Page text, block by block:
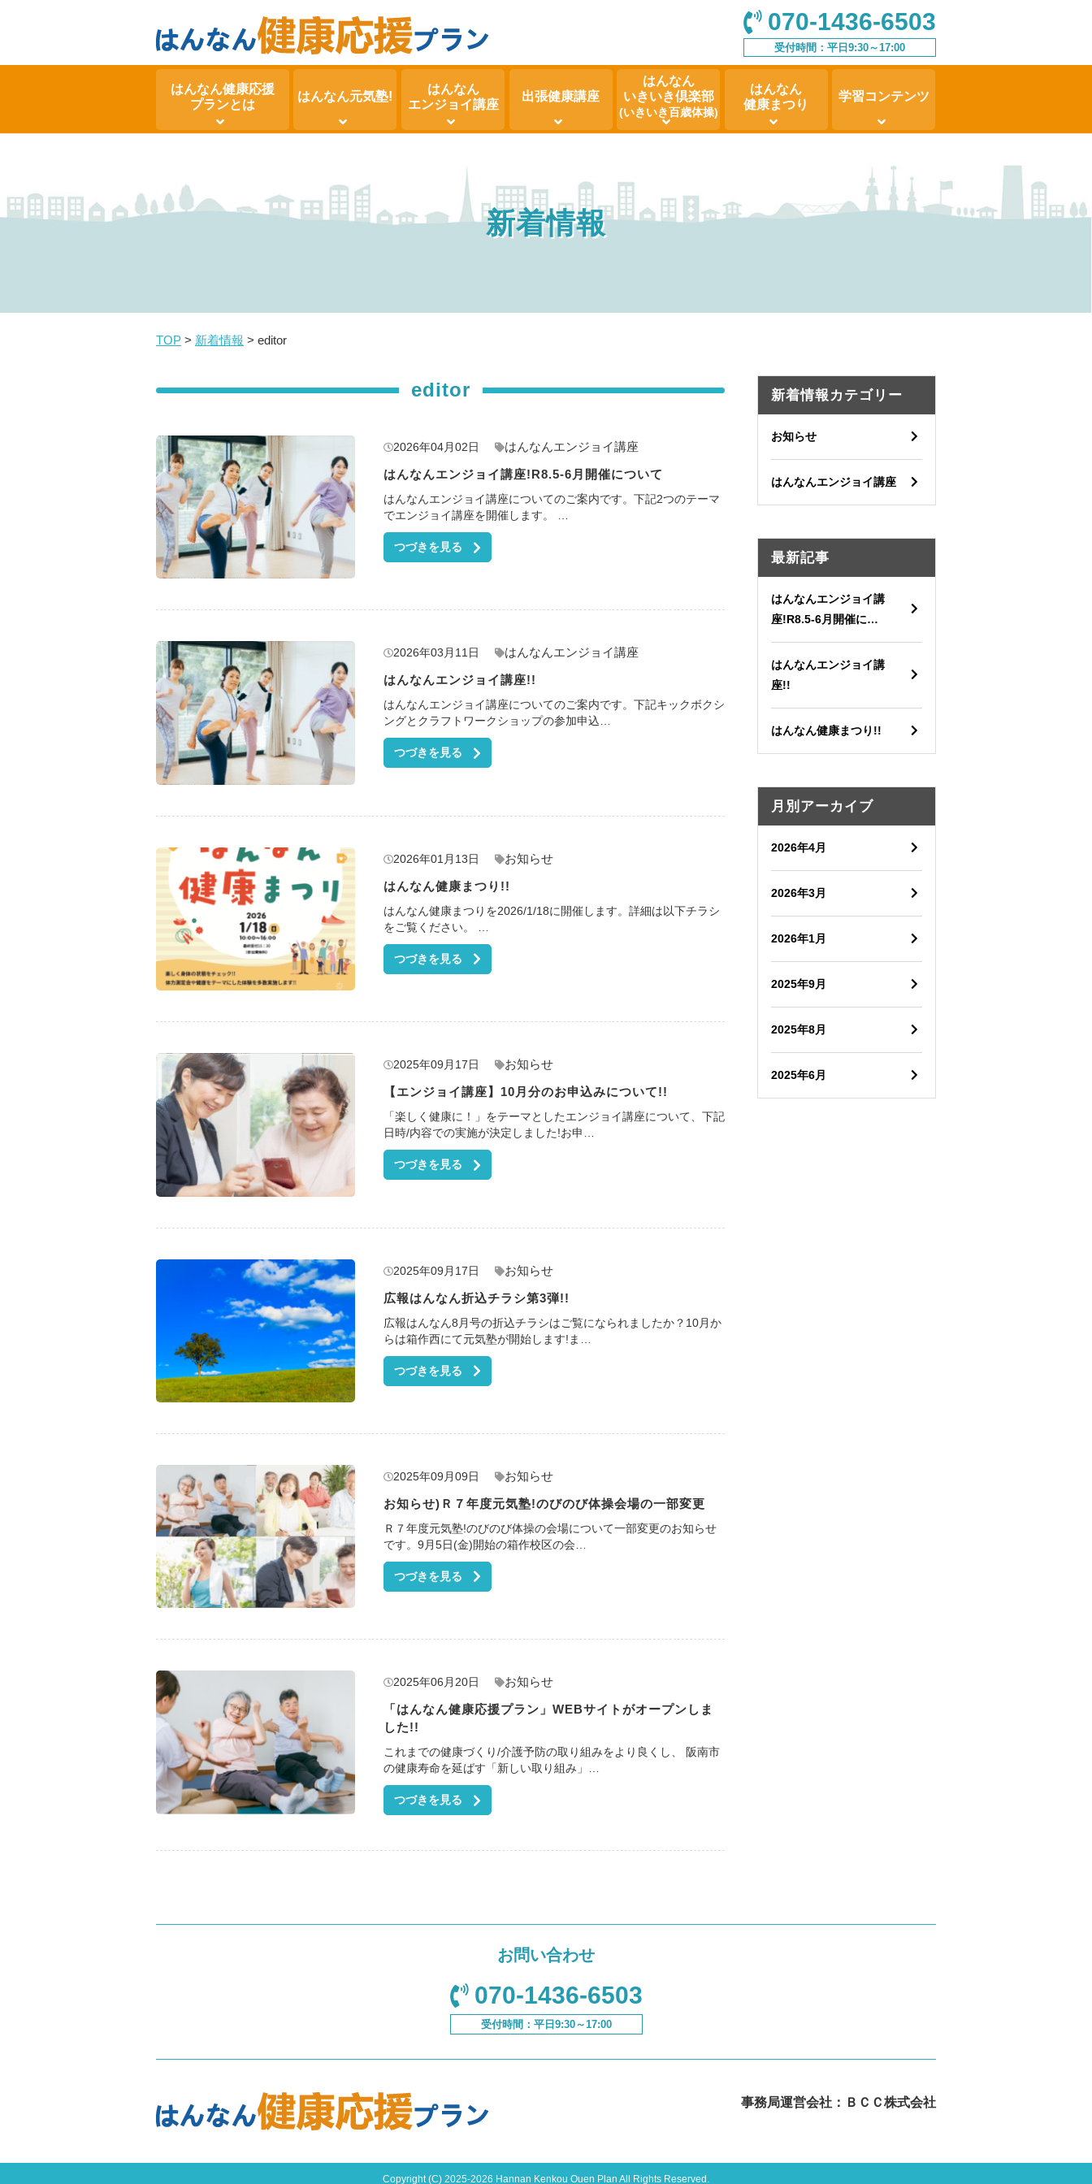
070-1436-6503
受付時間：平日9:30～17:00
はんなん健康応援
プランとは
はんなん元気塾!
はんなん
エンジョイ講座
出張健康講座
はんなん
いきいき倶楽部
(いきいき百歳体操)
はんなん
健康まつり
学習コンテンツ
新着情報
TOP > 新着情報 > editor
editor
2026年04月02日
はんなんエンジョイ講座
はんなんエンジョイ講座!R8.5-6月開催について
はんなんエンジョイ講座についてのご案内です。下記2つのテーマ
でエンジョイ講座を開催します。 …
つづきを見る
2026年03月11日
はんなんエンジョイ講座
はんなんエンジョイ講座!!
はんなんエンジョイ講座についてのご案内です。下記キックボクシ
ングとクラフトワークショップの参加申込…
つづきを見る
2026年01月13日
お知らせ
はんなん健康まつり!!
はんなん健康まつりを2026/1/18に開催します。詳細は以下チラシ
をご覧ください。 …
つづきを見る
2025年09月17日
お知らせ
【エンジョイ講座】10月分のお申込みについて!!
「楽しく健康に！」をテーマとしたエンジョイ講座について、下記
日時/内容での実施が決定しました!お申…
つづきを見る
2025年09月17日
お知らせ
広報はんなん折込チラシ第3弾!!
広報はんなん8月号の折込チラシはご覧になられましたか？10月か
らは箱作西にて元気塾が開始します!ま…
つづきを見る
2025年09月09日
お知らせ
お知らせ)Ｒ７年度元気塾!のびのび体操会場の一部変更
Ｒ７年度元気塾!のびのび体操の会場について一部変更のお知らせ
です。9月5日(金)開始の箱作校区の会…
つづきを見る
2025年06月20日
お知らせ
「はんなん健康応援プラン」WEBサイトがオープンしま
した!!
これまでの健康づくり/介護予防の取り組みをより良くし、 阪南市
の健康寿命を延ばす「新しい取り組み」…
つづきを見る
新着情報カテゴリー
お知らせ
はんなんエンジョイ講座
最新記事
はんなんエンジョイ講
座!R8.5-6月開催に…
はんなんエンジョイ講
座!!
はんなん健康まつり!!
月別アーカイブ
2026年4月
2026年3月
2026年1月
2025年9月
2025年8月
2025年6月
お問い合わせ
070-1436-6503
受付時間：平日9:30～17:00
事務局運営会社：ＢＣＣ株式会社
Copyright (C) 2025-2026 Hannan Kenkou Ouen Plan All Rights Reserved.